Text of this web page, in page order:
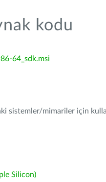
kodu
64_sdk.msi
sistemler/mimariler için
Silicon)